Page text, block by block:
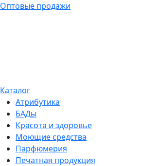
Оптовые продажи
Каталог
Атрибутика
БАДы
Красота и здоровье
Моющие средства
Парфюмерия
Печатная продукция